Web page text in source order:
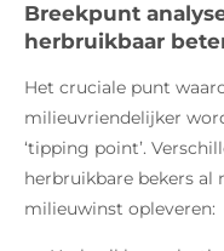
Breekpunt
herbruikbaar
Het cruciale punt
milieuvriendelijker
‘tipping point’.
herbruikbare bekers
milieuwinst opleveren: